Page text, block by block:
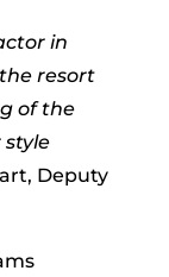
in
resort
of the
Deputy